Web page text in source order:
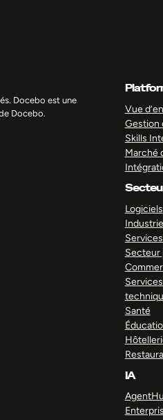
Docebo est une
Docebo.
Vue
Gestion
Skills
Marché
Logiciels
Secteur
Santé
IA